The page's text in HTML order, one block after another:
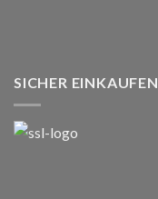
SICHER EINKAUFEN